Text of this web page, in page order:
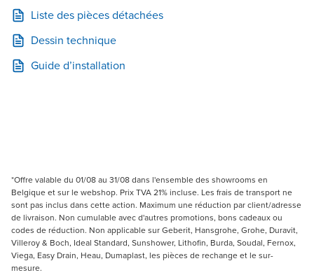
Liste des pièces détachées
Dessin technique
Guide d’installation
*Offre valable du 01/08 au 31/08 dans l'ensemble des showrooms en
Belgique et sur le webshop. Prix TVA 21% incluse. Les frais de transport ne
sont pas inclus dans cette action. Maximum une réduction par client/adresse
de livraison. Non cumulable avec d'autres promotions, bons cadeaux ou
codes de réduction. Non applicable sur Geberit, Hansgrohe, Grohe, Duravit,
Villeroy & Boch, Ideal Standard, Sunshower, Lithofin, Burda, Soudal, Fernox,
Viega, Easy Drain, Heau, Dumaplast, les pièces de rechange et le sur-
mesure.